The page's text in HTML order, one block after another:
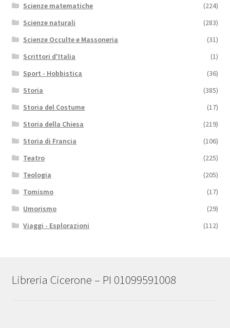
Scienze matematiche
(224)
Scienze naturali
(283)
Scienze Occulte e Massoneria
(31)
Scrittori d'Italia
(1)
Sport - Hobbistica
(36)
Storia
(385)
Storia del Costume
(17)
Storia della Chiesa
(219)
Storia di Francia
(106)
Teatro
(225)
Teologia
(205)
Tomismo
(17)
Umorismo
(29)
Viaggi - Esplorazioni
(112)
Libreria Cicerone – PI 01099591008